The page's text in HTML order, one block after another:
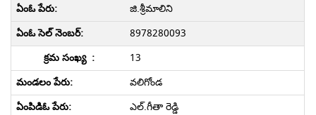
జి.శ్రీమాలిని
8978280093
13
వలిగోండ
ఎల్.గీతా రెడ్డి